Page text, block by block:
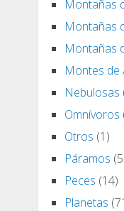
Montañas
Montañas
Montañas
Montes de
Nebulosas
Omnívoros
Otros (1)
Páramos
Peces (14)
Planetas